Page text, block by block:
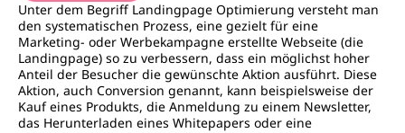
Unter dem Begriff Landingpage Optimierung versteht man
den systematischen Prozess, eine gezielt für eine
Marketing- oder Werbekampagne erstellte Webseite (die
Landingpage) so zu verbessern, dass ein möglichst hoher
Anteil der Besucher die gewünschte Aktion ausführt. Diese
Aktion, auch Conversion genannt, kann beispielsweise der
Kauf eines Produkts, die Anmeldung zu einem Newsletter,
das Herunterladen eines Whitepapers oder eine